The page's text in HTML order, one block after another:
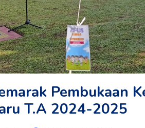
Pembukaan
T.A 2024-2025